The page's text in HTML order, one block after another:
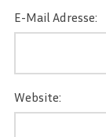
E-Mail Adresse:
Website: